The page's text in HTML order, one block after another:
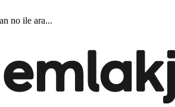
no ile ara...